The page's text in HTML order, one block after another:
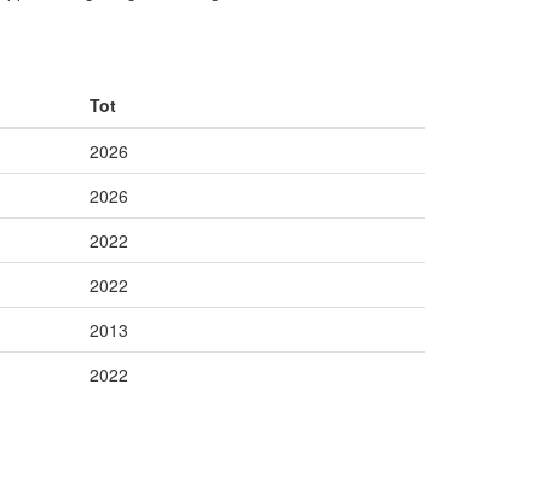
Tot
2026
2026
2022
2022
2013
2022